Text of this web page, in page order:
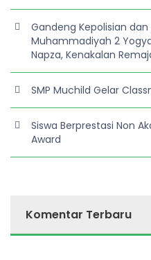
Gandeng Kepolisian dan
Muhammadiyah 2
Napza, Kenakalan
SMP Muchild Gelar
Siswa Berprestasi Non
Award
Komentar Terbaru